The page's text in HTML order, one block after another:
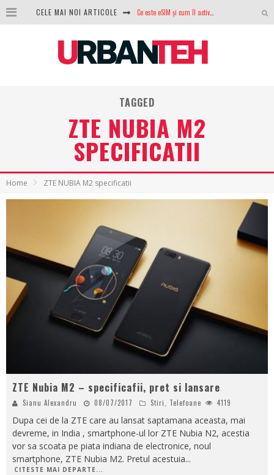
CELE MAI NOI ARTICOLE
100 GB de internet mobil gratuit de la Orange. Fără contract, fără acte și fără obligații
TAGGED
ZTE NUBIA M2
SPECIFICATII
Home ZTE NUBIA M2 specificatii
ZTE Nubia M2 – specificafii, pret si lansare
Sianu Alexandru 08/07/2017 Stiri, Telefoane 4119
Dupa cei de la ZTE care au lansat saptamana aceasta, mai
devreme, in India , smartphone-ul lor ZTE Nubia N2, acestia
vor sa scoata pe piata indiana de electronice, noul
smartphone, ZTE Nubia M2. Pretul acestuia...
CITESTE MAI DEPARTE...